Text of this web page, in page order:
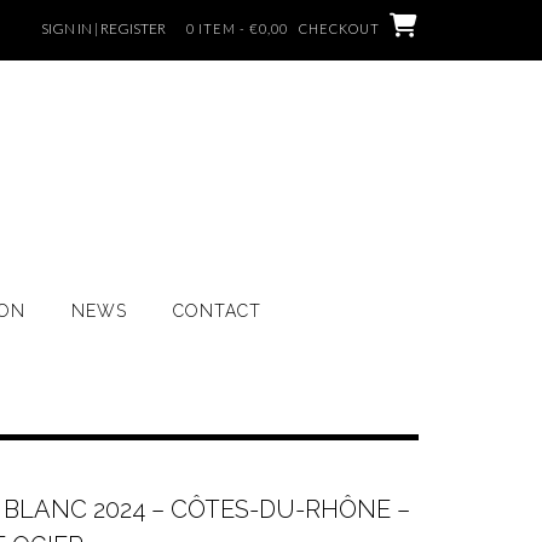
SIGN IN | REGISTER 0 ITEM - €0,00 CHECKOUT
NEWS CONTACT
2024 – CÔTES-DU-RHÔNE –